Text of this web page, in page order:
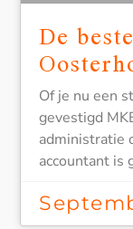
De
Of je nu een
gevestigd
administratie
accountant is